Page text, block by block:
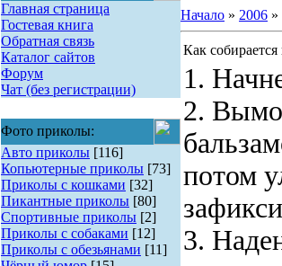
Главная страница
Гостевая книга
Обратная связь
Каталог сайтов
Форум
Чат (без регистрации)
Фото приколы:
Авто приколы[116]
Копьютерные приколы[73]
Приколы с кошками [32]
Пикантные приколы[80]
Спортивные приколы[2]
Приколы с собаками [12]
Приколы с обезьянами [11]
Начало» 2006 »
Как
1.
2.
потом
3.